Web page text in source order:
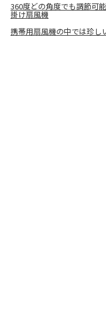
360度どの角度でも調節可
掛け扇風機
携帯用扇風機の中では珍し